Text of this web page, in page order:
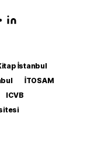
•
İstanbul
İTOSAM
ICVB